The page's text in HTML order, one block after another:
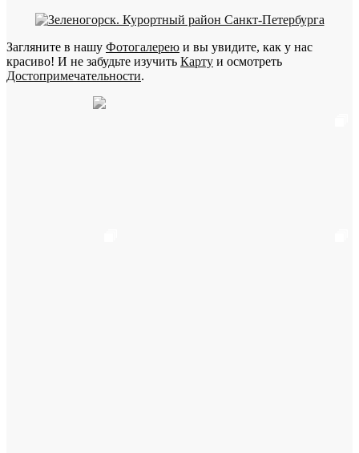
Загляните в нашу Фотогалерею и вы увидите, как у нас
красиво! И не забудьте изучить Карту и осмотреть
Достопримечательности.